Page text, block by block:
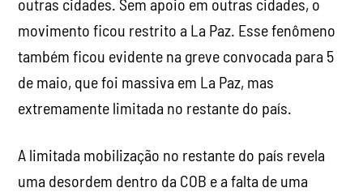
outras cidades. Sem apoio em outras cidades, o
movimento ficou restrito a La Paz. Esse fenômeno
também ficou evidente na greve convocada para 5
de maio, que foi massiva em La Paz, mas
extremamente limitada no restante do país.
A limitada mobilização no restante do país revela
uma desordem dentro da COB e a falta de uma